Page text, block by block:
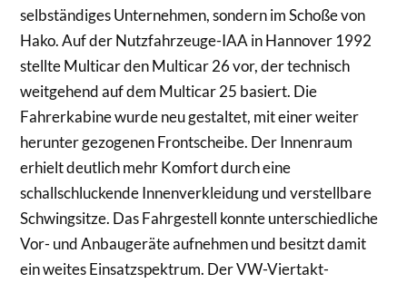
selbständiges Unternehmen, sondern im Schoße von
Hako. Auf der Nutzfahrzeuge-IAA in Hannover 1992
stellte Multicar den Multicar 26 vor, der technisch
weitgehend auf dem Multicar 25 basiert. Die
Fahrerkabine wurde neu gestaltet, mit einer weiter
herunter gezogenen Frontscheibe. Der Innenraum
erhielt deutlich mehr Komfort durch eine
schallschluckende Innenverkleidung und verstellbare
Schwingsitze. Das Fahrgestell konnte unterschiedliche
Vor- und Anbaugeräte aufnehmen und besitzt damit
ein weites Einsatzspektrum. Der VW-Viertakt-